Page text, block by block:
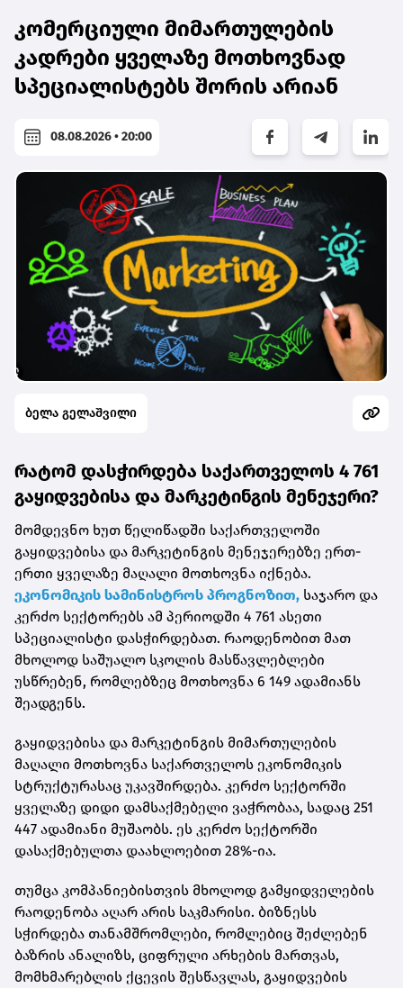
კომერციული მიმართულების
კადრები ყველაზე მოთხოვნად
სპეციალისტებს შორის არიან
08.08.2026 • 20:00
ბელა გელაშვილი
რატომ დასჭირდება საქართველოს 4 761
გაყიდვებისა და მარკეტინგის მენეჯერი?
მომდევნო ხუთ წელიწადში საქართველოში
გაყიდვებისა და მარკეტინგის მენეჯერებზე ერთ-
ერთი ყველაზე მაღალი მოთხოვნა იქნება.
ეკონომიკის სამინისტროს პროგნოზით, საჯარო და
კერძო სექტორებს ამ პერიოდში 4 761 ასეთი
სპეციალისტი დასჭირდებათ. რაოდენობით მათ
მხოლოდ საშუალო სკოლის მასწავლებლები
უსწრებენ, რომლებზეც მოთხოვნა 6 149 ადამიანს
შეადგენს.
გაყიდვებისა და მარკეტინგის მიმართულების
მაღალი მოთხოვნა საქართველოს ეკონომიკის
სტრუქტურასაც უკავშირდება. კერძო სექტორში
ყველაზე დიდი დამსაქმებელი ვაჭრობაა, სადაც 251
447 ადამიანი მუშაობს. ეს კერძო სექტორში
დასაქმებულთა დაახლოებით 28%-ია.
თუმცა კომპანიებისთვის მხოლოდ გამყიდველების
რაოდენობა აღარ არის საკმარისი. ბიზნესს
სჭირდება თანამშრომლები, რომლებიც შეძლებენ
ბაზრის ანალიზს, ციფრული არხების მართვას,
მომხმარებლის ქცევის შესწავლას, გაყიდვების